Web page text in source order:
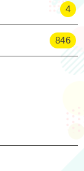
4
846